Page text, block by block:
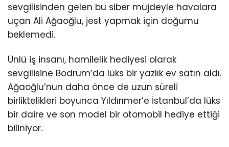
sevgilisinden gelen bu siber müjdeyle havalara
uçan Ali Ağaoğlu, jest yapmak için doğumu
beklemedi.
Ünlü iş insanı, hamilelik hediyesi olarak
sevgilisine Bodrum’da lüks bir yazlık ev satın aldı.
Ağaoğlu’nun daha önce de uzun süreli
birliktelikleri boyunca Yıldırımer’e İstanbul’da lüks
bir daire ve son model bir otomobil hediye ettiği
biliniyor.